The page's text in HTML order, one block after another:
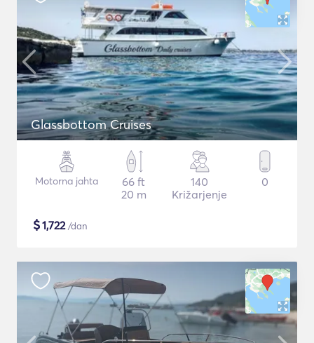
Glassbottom Cruises
Motorna jahta
66 ft
20 m
140
Križarjenje
0
$1,722/dan